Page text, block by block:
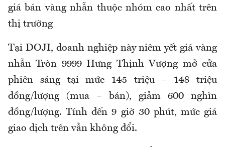
giá bán vàng nhẫn thuộc nhóm cao nhất trên
thị trường
Tại DOJI, doanh nghiệp này niêm yết giávàng
nhẫn Tròn 9999 Hưng Thịnh Vượng mở cửa
phiên sáng tại mức 145 triệu – 148 triệu
đồng/lượng (mua – bán), giảm 600 nghìn
đồng/lượng.Tính đến 9 giờ 30 phút, mức giá
giao dịch trên vẫn không đổi.